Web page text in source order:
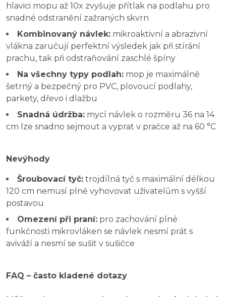
hlavici mopu až 10x zvyšuje přítlak na podlahu pro
snadné odstranění zažraných skvrn
Kombinovaný návlek: mikroaktivní a abrazivní
vlákna zaručují perfektní výsledek jak při stírání
prachu, tak při odstraňování zaschlé špíny
Na všechny typy podlah: mop je maximálně
šetrný a bezpečný pro PVC, plovoucí podlahy,
parkety, dřevo i dlažbu
Snadná údržba: mycí návlek o rozměru 36 na 14
cm lze snadno sejmout a vyprat v pračce až na 60 °C
Nevýhody
Šroubovací tyč: trojdílná tyč s maximální délkou
120 cm nemusí plně vyhovovat uživatelům s vyšší
postavou
Omezení při praní: pro zachování plné
funkčnosti mikrovláken se návlek nesmí prát s
aviváží a nesmí se sušit v sušičce
FAQ – často kladené dotazy